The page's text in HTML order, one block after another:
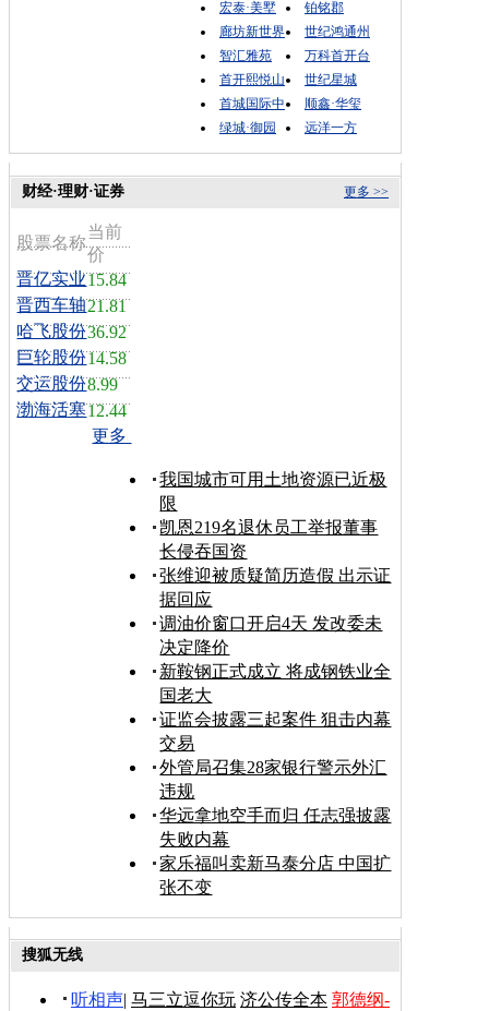
宏泰·美墅
铂铭郡
廊坊新世界
世纪鸿通州
智汇雅苑
万科首开台
首开熙悦山
世纪星城
首城国际中
顺鑫·华玺
绿城·御园
远洋一方
更多 >>
财经·理财·证券
股票名称
当前
价
晋亿实业15.84
晋西车轴21.81
哈飞股份36.92
巨轮股份14.58
交运股份8.99
渤海活塞12.44
更多
我国城市可用土地资源已近极
限
凯恩219名退休员工举报董事
长侵吞国资
张维迎被质疑简历造假 出示证
据回应
调油价窗口开启4天 发改委未
决定降价
新鞍钢正式成立 将成钢铁业全
国老大
证监会披露三起案件 狙击内幕
交易
外管局召集28家银行警示外汇
违规
华远拿地空手而归 任志强披露
失败内幕
家乐福叫卖新马泰分店 中国扩
张不变
搜狐无线
听相声| 马三立逗你玩 济公传全本 郭德纲-